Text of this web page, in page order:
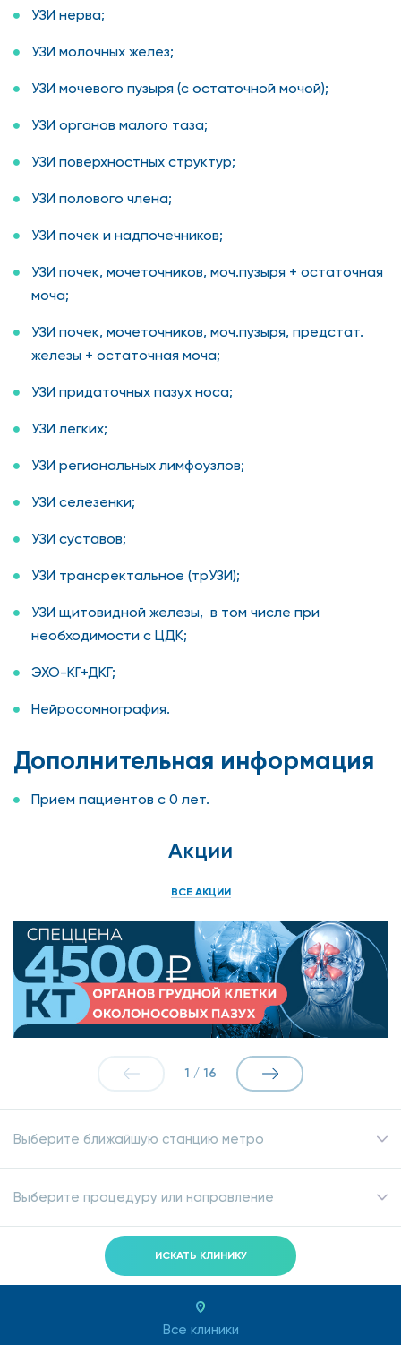
УЗИ нерва;
УЗИ молочных желез;
УЗИ мочевого пузыря (с остаточной мочой);
УЗИ органов малого таза;
УЗИ поверхностных структур;
УЗИ полового члена;
УЗИ почек и надпочечников;
УЗИ почек, мочеточников, моч.пузыря + остаточная
моча;
УЗИ почек, мочеточников, моч.пузыря, предстат.
железы + остаточная моча;
УЗИ придаточных пазух носа;
УЗИ легких;
УЗИ региональных лимфоузлов;
УЗИ селезенки;
УЗИ суставов;
УЗИ трансректальное (трУЗИ);
УЗИ щитовидной железы, в том числе при
необходимости с ЦДК;
ЭХО-КГ+ДКГ;
Нейросомнография.
Дополнительная информация
Прием пациентов с 0 лет.
Акции
ВСЕ АКЦИИ
1 / 16
Выберите ближайшую станцию метро
Выберите процедуру или направление
ИСКАТЬ КЛИНИКУ
Все клиники